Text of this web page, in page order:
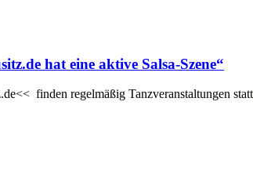
hat eine aktive Salsa-Szene“
finden regelmäßig Tanzveranstaltungen